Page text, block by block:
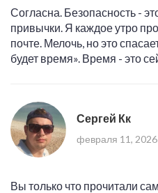
Согласна. Безопасность -
привычки. Я каждое утро
почте. Мелочь, но это
будет время». Время - это
Сергей Кк
февраля 11,
Вы только что прочитали